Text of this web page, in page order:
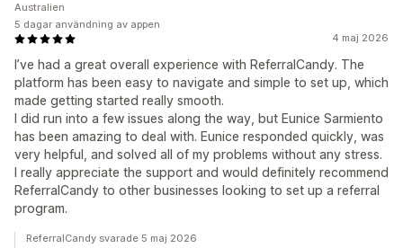
4 maj 2026
I’ve had a great overall experience with ReferralCandy. The
platform has been easy to navigate and simple to set up, which
made getting started really smooth.
I did run into a few issues along the way, but Eunice Sarmiento
has been amazing to deal with. Eunice responded quickly, was
very helpful, and solved all of my problems without any stress.
I really appreciate the support and would definitely recommend
ReferralCandy to other businesses looking to set up a referral
program.
Australien
5 dagar användning av appen
ReferralCandy svarade 5 maj 2026